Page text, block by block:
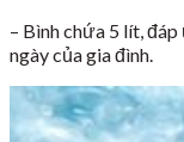
– Bình chứa 5 lít,
ngày của gia đình.